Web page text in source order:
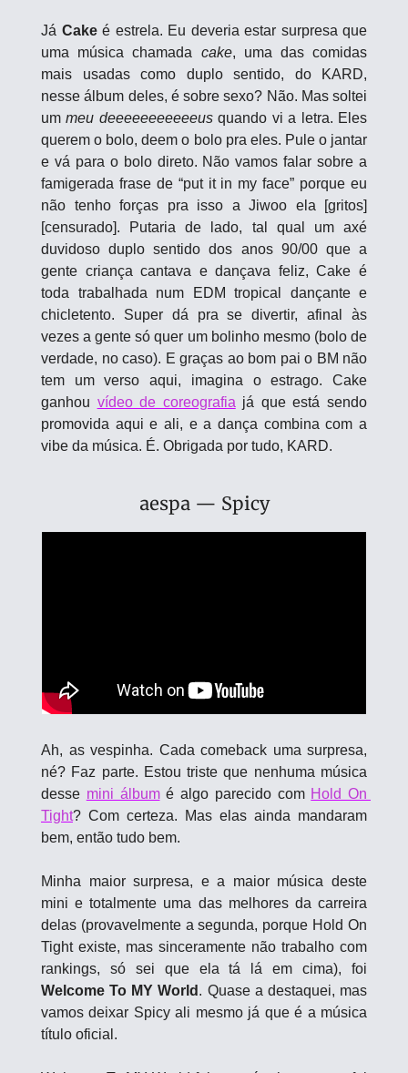
Já Cake é estrela. Eu deveria estar surpresa que
uma música chamada cake, uma das comidas
mais usadas como duplo sentido, do KARD,
nesse álbum deles, é sobre sexo? Não. Mas soltei
um meu deeeeeeeeeeeus quando vi a letra. Eles
querem o bolo, deem o bolo pra eles. Pule o jantar
e vá para o bolo direto. Não vamos falar sobre a
famigerada frase de “put it in my face” porque eu
não tenho forças pra isso a Jiwoo ela [gritos]
[censurado]. Putaria de lado, tal qual um axé
duvidoso duplo sentido dos anos 90/00 que a
gente criança cantava e dançava feliz, Cake é
toda trabalhada num EDM tropical dançante e
chicletento. Super dá pra se divertir, afinal às
vezes a gente só quer um bolinho mesmo (bolo de
verdade, no caso). E graças ao bom pai o BM não
tem um verso aqui, imagina o estrago. Cake
ganhou vídeo de coreografia já que está sendo
promovida aqui e ali, e a dança combina com a
vibe da música. É. Obrigada por tudo, KARD.
aespa — Spicy
Ah, as vespinha. Cada comeback uma surpresa,
né? Faz parte. Estou triste que nenhuma música
desse mini álbum é algo parecido com Hold On
Tight? Com certeza. Mas elas ainda mandaram
bem, então tudo bem.
Minha maior surpresa, e a maior música deste
mini e totalmente uma das melhores da carreira
delas (provavelmente a segunda, porque Hold On
Tight existe, mas sinceramente não trabalho com
Welcome To MY World . Quase a destaquei, mas
vamos deixar Spicy ali mesmo já que é a música
título oficial.